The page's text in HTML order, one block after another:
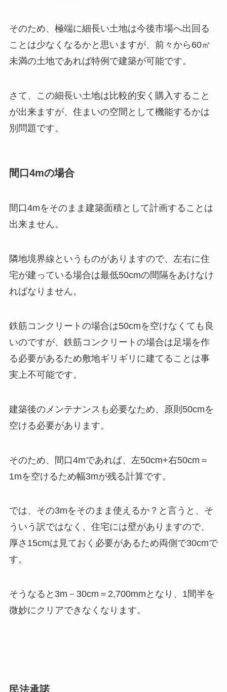
そのため、極端に細長い土地は今後市場へ出回る
ことは少なくなるかと思いますが、前々から60㎡
未満の土地であれば特例で建築が可能です。
さて、この細長い土地は比較的安く購入すること
が出来ますが、住まいの空間として機能するかは
別問題です。
間口4mの場合
間口4mをそのまま建築面積として計画することは
出来ません。
隣地境界線というものがありますので、左右に住
宅が建っている場合は最低50cmの間隔をあけなけ
ればなりません。
鉄筋コンクリートの場合は50cmを空けなくても良
いのですが、鉄筋コンクリートの場合は足場を作
る必要があるため敷地ギリギリに建てることは事
実上不可能です。
建築後のメンテナンスも必要なため、原則50cmを
空ける必要があります。
そのため、間口4mであれば、左50cm+右50cm＝
1mを空けるため幅3mが残る計算です。
では、その3mをそのまま使えるか？と言うと、そ
ういう訳ではなく、住宅には壁がありますので、
厚さ15cmは見ておく必要があるため両側で30cmで
す。
そうなると3m－30cm＝2,700mmとなり、1間半を
微妙にクリアできなくなります。
民法承諾